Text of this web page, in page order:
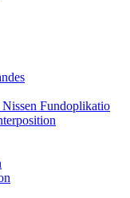
Fundoplikatio